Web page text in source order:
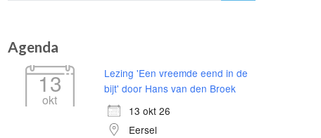
Agenda
13
okt
Lezing 'Een vreemde eend in de
bijt' door Hans van den Broek
13 okt 26
Eersel